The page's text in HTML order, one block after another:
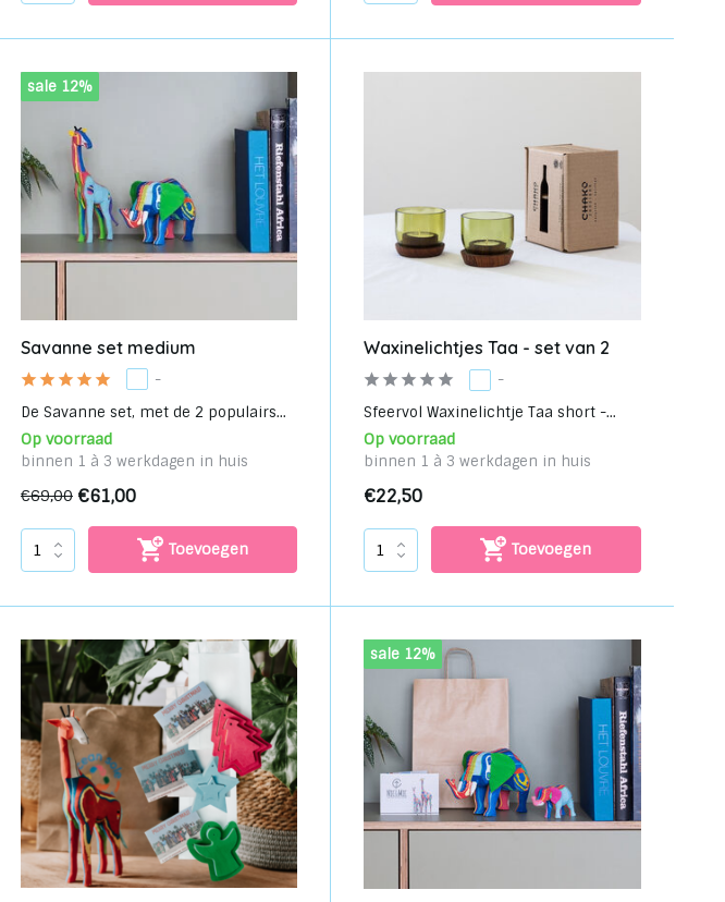
sale 12%
Savanne set medium
-
De Savanne set, met de 2 populairs...
Op voorraad
binnen 1 à 3 werkdagen in huis
€69,00 €61,00
Toevoegen
Waxinelichtjes Taa - set van 2
-
Sfeervol Waxinelichtje Taa short -...
Op voorraad
binnen 1 à 3 werkdagen in huis
€22,50
Toevoegen
sale 12%